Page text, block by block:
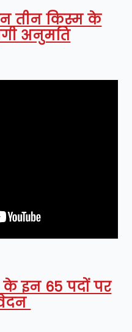
तीन किस्म के
अनुमति
इन 65 पदों पर